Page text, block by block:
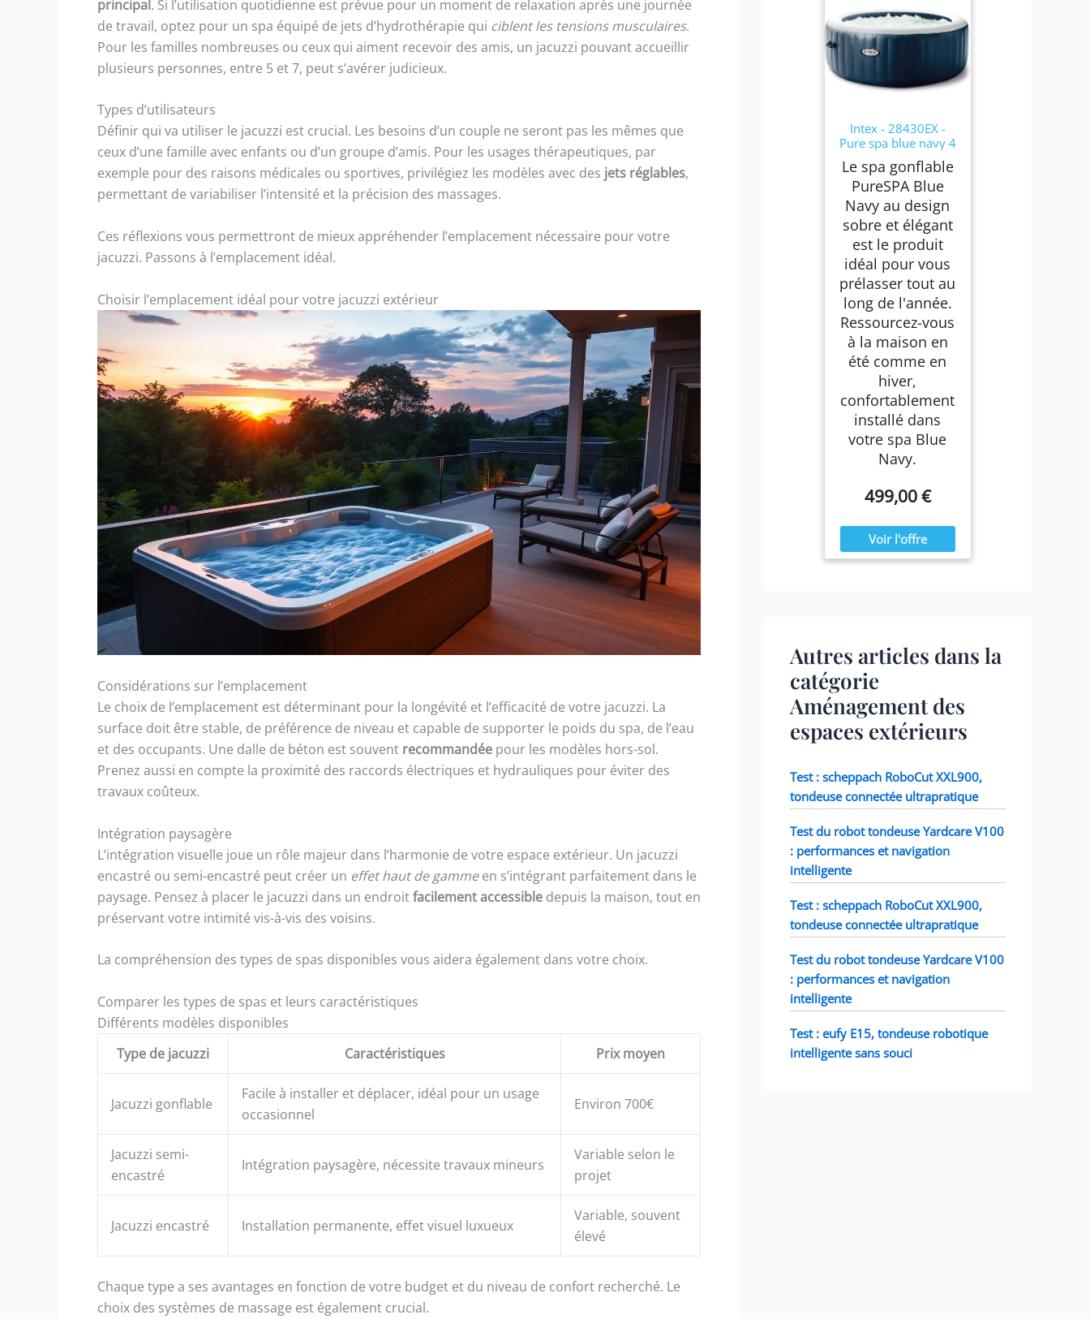
principal. Si l’utilisation quotidienne est prévue pour un moment de relaxation après une journée
de travail, optez pour un spa équipé de jets d’hydrothérapie qui ciblent les tensions musculaires.
Pour les familles nombreuses ou ceux qui aiment recevoir des amis, un jacuzzi pouvant accueillir
plusieurs personnes, entre 5 et 7, peut s’avérer judicieux.
Types d’utilisateurs
Définir qui va utiliser le jacuzzi est crucial. Les besoins d’un couple ne seront pas les mêmes que
ceux d’une famille avec enfants ou d’un groupe d’amis. Pour les usages thérapeutiques, par
exemple pour des raisons médicales ou sportives, privilégiez les modèles avec des jets réglables,
permettant de variabiliser l’intensité et la précision des massages.
Ces réflexions vous permettront de mieux appréhender l’emplacement nécessaire pour votre
jacuzzi. Passons à l’emplacement idéal.
Choisir l’emplacement idéal pour votre jacuzzi extérieur
Considérations sur l’emplacement
Le choix de l’emplacement est déterminant pour la longévité et l’efficacité de votre jacuzzi. La
surface doit être stable, de préférence de niveau et capable de supporter le poids du spa, de l’eau
et des occupants. Une dalle de béton est souvent recommandée pour les modèles hors-sol.
Prenez aussi en compte la proximité des raccords électriques et hydrauliques pour éviter des
travaux coûteux.
Intégration paysagère
L’intégration visuelle joue un rôle majeur dans l’harmonie de votre espace extérieur. Un jacuzzi
encastré ou semi-encastré peut créer un effet haut de gammeen s’intégrant parfaitement dans le
paysage. Pensez à placer le jacuzzi dans un endroitfacilement accessible depuis la maison, tout en
préservant votre intimité vis-à-vis des voisins.
La compréhension des types de spas disponibles vous aidera également dans votre choix.
Comparer les types de spas et leurs caractéristiques
Différents modèles disponibles
Type de jacuzzi
Caractéristiques Prix moyen
Jacuzzi gonflable
Facile à installer et déplacer, idéal pour un usage
occasionnel
Environ 700€
Jacuzzi semi-
encastré
Intégration paysagère, nécessite travaux mineurs
Variable selon le
projet
Jacuzzi encastré Installation permanente, effet visuel luxueux
Variable, souvent
élevé
Chaque type a ses avantages en fonction de votre budget et du niveau de confort recherché. Le
choix des systèmes de massage est également crucial.
Intex - 28430EX -
Pure spa blue navy 4
Le spa gonflable
PureSPA Blue
Navy au design
sobre et élégant
est le produit
idéal pour vous
prélasser tout au
long de l'année.
Ressourcez-vous
à la maison en
été comme en
hiver,
confortablement
installé dans
votre spa Blue
Navy.
499,00 €
Autres articles dans la
catégorie
Aménagement des
espaces extérieurs
Test : scheppach RoboCut XXL900,
tondeuse connectée ultrapratique
Test du robot tondeuse Yardcare V100
: performances et navigation
intelligente
Test : scheppach RoboCut XXL900,
tondeuse connectée ultrapratique
Test du robot tondeuse Yardcare V100
: performances et navigation
intelligente
Test : eufy E15, tondeuse robotique
intelligente sans souci